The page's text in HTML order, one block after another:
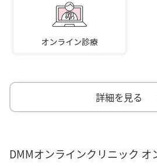
詳細を見る
DMMオンラインクリニック オ